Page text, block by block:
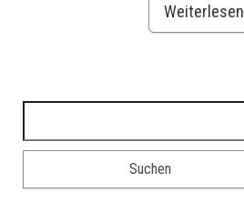
Weiterlesen